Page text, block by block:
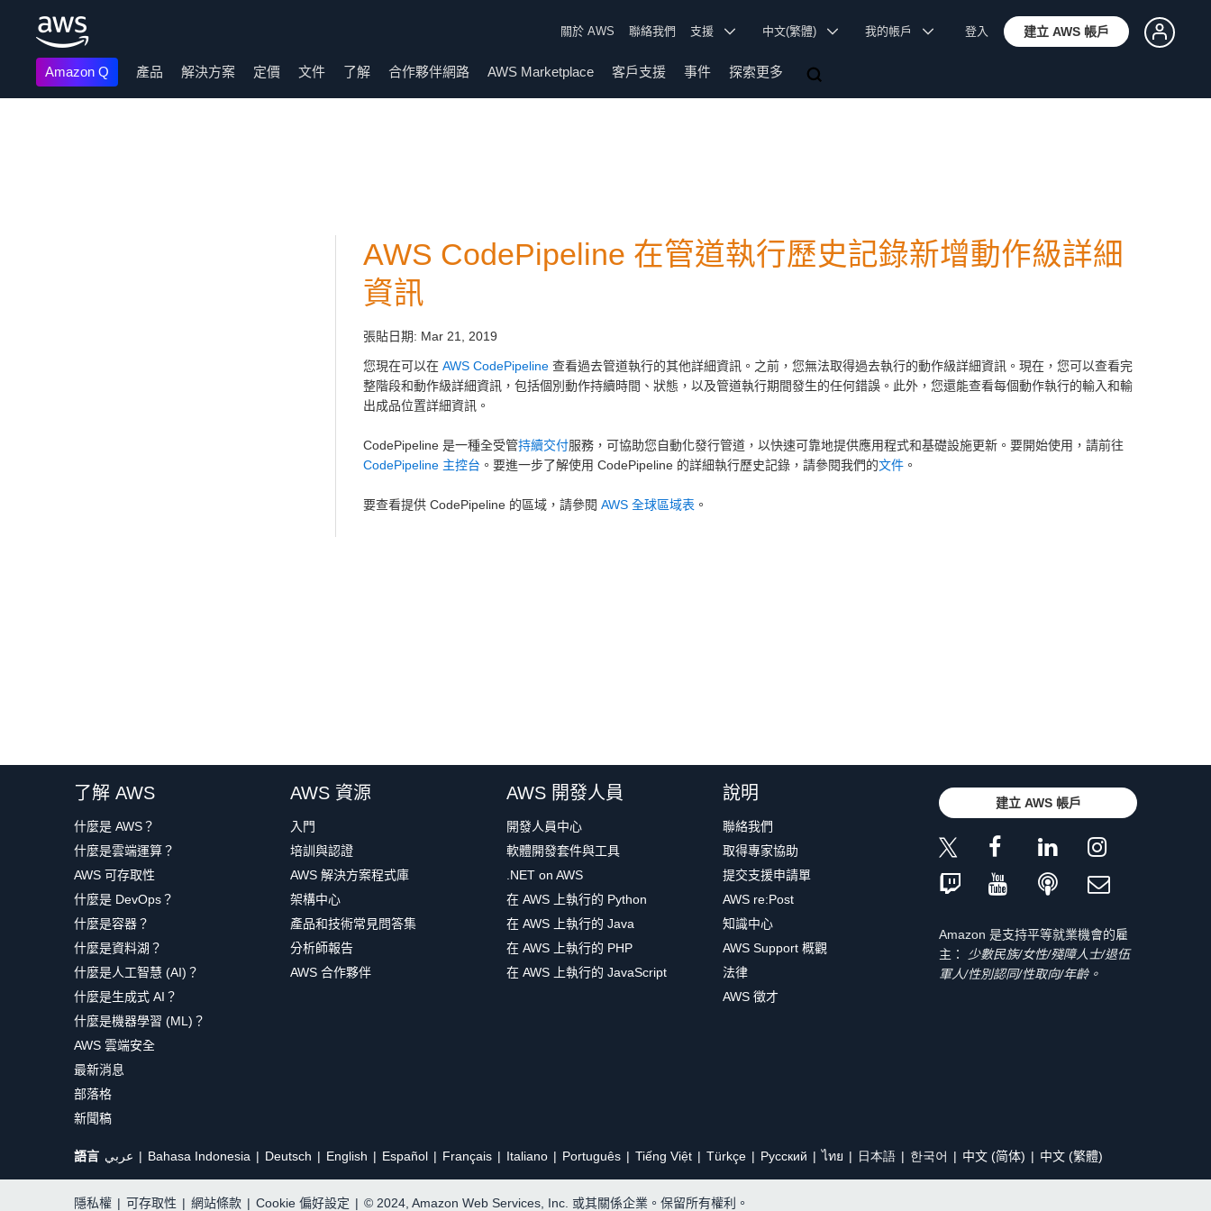
關於 AWS 聯絡我們 支援 中文(繁體) 我的帳戶 登入 建立 AWS 帳戶
Amazon Q 產品 解決方案 定價 文件 了解 合作夥伴網路 AWS Marketplace 客戶支援 事件 探索更多
AWS CodePipeline 在管道執行歷史記錄新增動作級詳細
資訊
張貼日期: Mar 21, 2019
您現在可以在 AWS CodePipeline 查看過去管道執行的其他詳細資訊。之前，您無法取得過去執行的動作級詳細資訊。現在，您可以查看完
整階段和動作級詳細資訊，包括個別動作持續時間、狀態，以及管道執行期間發生的任何錯誤。此外，您還能查看每個動作執行的輸入和輸
出成品位置詳細資訊。
CodePipeline 是一種全受管持續交付服務，可協助您自動化發行管道，以快速可靠地提供應用程式和基礎設施更新。要開始使用，請前往
CodePipeline 主控台 。要進一步了解使用 CodePipeline 的詳細執行歷史記錄，請參閱我們的文件 。
要查看提供 CodePipeline 的區域，請參閱 AWS 全球區域表 。
了解 AWS
什麼是 AWS？
什麼是雲端運算？
AWS 可存取性
什麼是 DevOps？
什麼是容器？
什麼是資料湖？
什麼是人工智慧 (AI)？
什麼是生成式 AI？
什麼是機器學習 (ML)？
AWS 雲端安全
最新消息
部落格
新聞稿
AWS 資源
入門
培訓與認證
AWS 解決方案程式庫
架構中心
產品和技術常見問答集
分析師報告
AWS 合作夥伴
AWS 開發人員
開發人員中心
軟體開發套件與工具
.NET on AWS
在 AWS 上執行的 Python
在 AWS 上執行的 Java
在 AWS 上執行的 PHP
在 AWS 上執行的 JavaScript
說明
聯絡我們
取得專家協助
提交支援申請單
AWS re:Post
知識中心
AWS Support 概觀
法律
AWS 徵才
建立 AWS 帳戶
Amazon 是支持平等就業機會的雇
主：
少數民族/女性/殘障人士/退伍
軍人/性別認同/性取向/年齡。
語言 عربي Bahasa Indonesia Deutsch English Español Français Italiano Português Tiếng Việt Türkçe Ρусский ไทย 日本語 한국어 中文 (简体) 中文 (繁體)
隱私權 | 可存取性 | 網站條款 | Cookie 偏好設定 | © 2024, Amazon Web Services, Inc. 或其關係企業。保留所有權利。